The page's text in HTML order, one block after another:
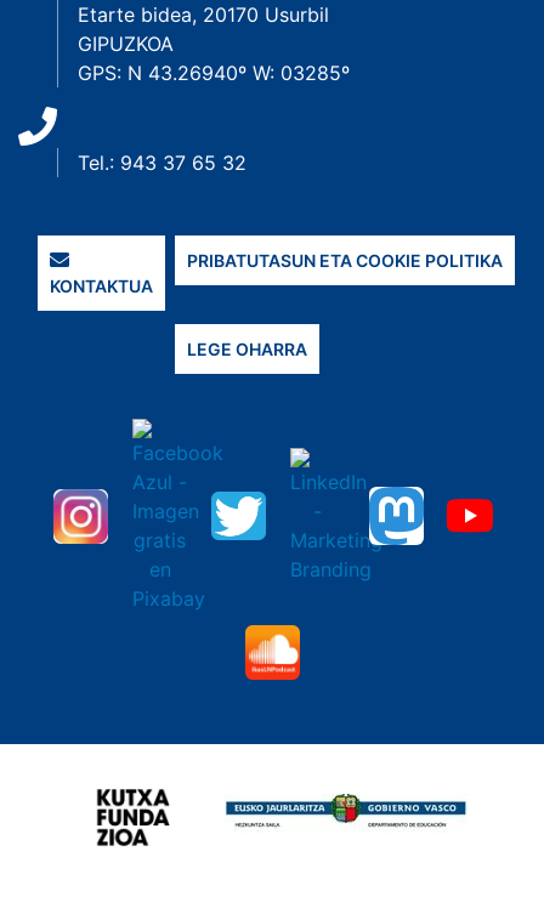
Etarte bidea, 20170 Usurbil
GIPUZKOA
GPS: N 43.26940º W: 03285º
Tel.: 943 37 65 32
KONTAKTUA
PRIBATUTASUN ETA COOKIE POLITIKA
LEGE OHARRA